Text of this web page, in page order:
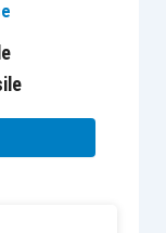
dei
documento